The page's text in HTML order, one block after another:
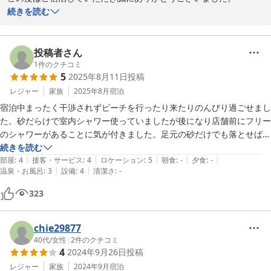
また、お忙しい中口コミ投稿していただき、ありがとうございま
気に入っていただけたようで、お客様のお言葉が大変うれしく思い
ます。
またこちらにいらした際は、是非ご利用していただけると幸いで
シーブリーズ＋ １９８７
2026-04-15
続きを読む
投稿者さん
1件のクチコミ
5 2025年8月11日投稿
レジャー 家族 2025年8月宿泊
宿泊中まったく干渉されずビーチを行ったり来たりのんびり過ごせまし
た。砂だらけで室内シャワー使っていましたが後になり店舗前にフリー
のシャワーがあることに気が付きました。足元の砂だけでも落とせばよ
かったと反省しています。比較的新しい施設のためかトイレもシャワー
も清潔でした。近隣のコンビニまで車で10分はかかるのでフード・ド
リンクの持参は必須です。夕食はバーベキューにしました。肉野菜以外
は各家庭で用意されたほうがよさそうです。。朝食はカフェでハンバー
ガーを食べましたが10歳の子供もあっという間に平らげおいしいと言
っていました。これだけ海がきれいで部屋にすぐ戻れる環境はなかなか
ないと思います。海好きの方には強くお勧めできます。
続きを読む
部屋: 4 | 接客・サービス: 4 | ロケーション: 5 | 朝食: - | 夕食: - |
温泉・お風呂: 3 | 設備: 4 | 清潔さ: -
323
chie29877
40代/女性 |2件のクチコミ
4 2024年9月26日投稿
レジャー 家族 2024年9月宿泊